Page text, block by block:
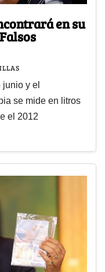
en su
y el
se mide en litros
el 2012